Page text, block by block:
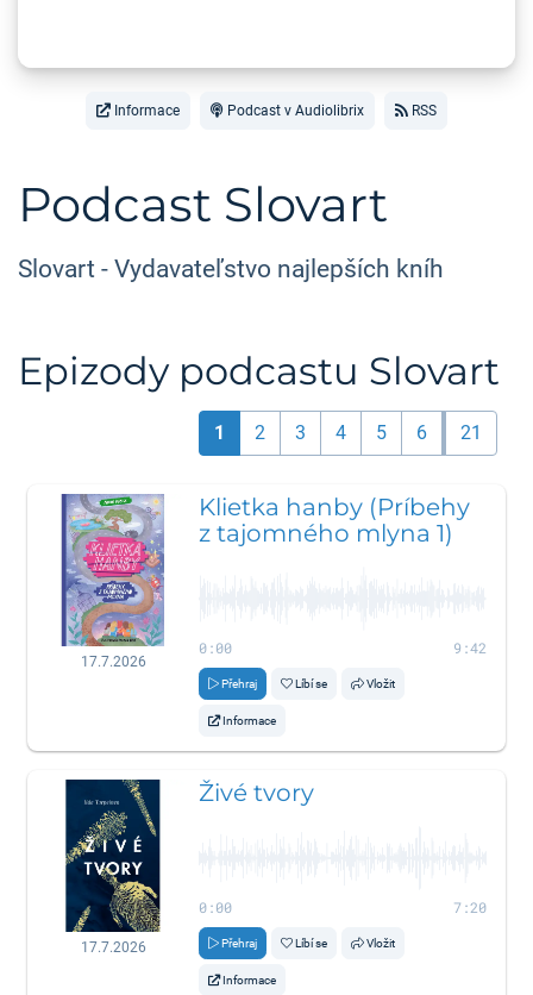
Informace Podcast v Audiolibrix RSS
Podcast Slovart
Slovart - Vydavateľstvo najlepších kníh
Epizody podcastu Slovart
1 2 3 4 5 6 21
17.7.2026
Klietka hanby (Príbehy
z tajomného mlyna 1)
0:00 9:42
Přehraj Líbí se Vložit
Informace
17.7.2026
Živé tvory
0:00 7:20
Přehraj Líbí se Vložit
Informace